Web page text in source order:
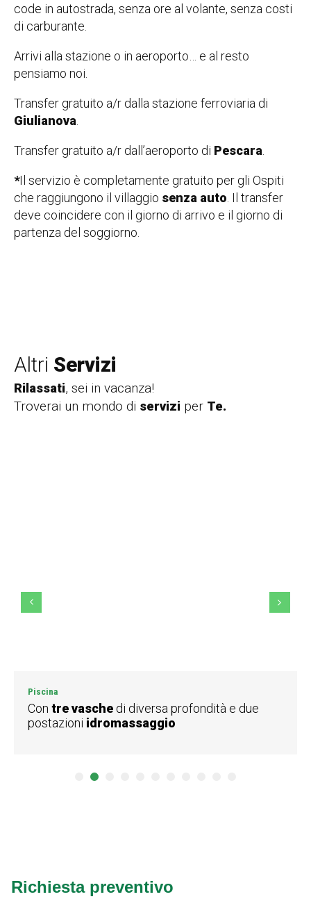
code in autostrada, senza ore al volante, senza costi
di carburante.
Arrivi alla stazione o in aeroporto… e al resto
pensiamo noi.
Transfer gratuito a/r dalla stazione ferroviaria di
Giulianova
Transfer gratuito a/r dall’aeroporto di Pescara
*Il servizio è completamente gratuito per gli Ospiti
che raggiungono il villaggio senza auto . Il transfer
deve coincidere con il giorno di arrivo e il giorno di
partenza del soggiorno.
Altri Servizi
Rilassati, sei in vacanza!
Troverai un mondo di servizi per Te.
Piscina
Con tre vasche di diversa profondità e due
postazioni idromassaggio
4